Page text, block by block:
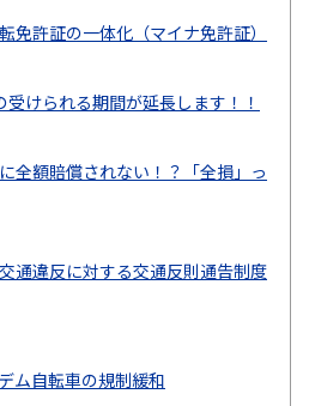
免許証の一体化（マイナ免許証）
けられる期間が延長します！！
全額賠償されない！？「全損」っ
通違反に対する交通反則通告制度
ム自転車の規制緩和